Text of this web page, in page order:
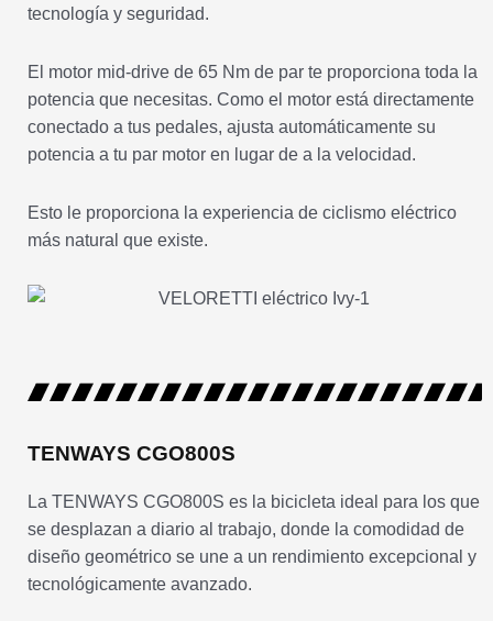
tecnología y seguridad.
El motor mid-drive de 65 Nm de par te proporciona toda la
potencia que necesitas. Como el motor está directamente
conectado a tus pedales, ajusta automáticamente su
potencia a tu par motor en lugar de a la velocidad.
Esto le proporciona la experiencia de ciclismo eléctrico
más natural que existe.
TENWAYS CGO800S
La TENWAYS CGO800S es la bicicleta ideal para los que
se desplazan a diario al trabajo, donde la comodidad de
diseño geométrico se une a un rendimiento excepcional y
tecnológicamente avanzado.